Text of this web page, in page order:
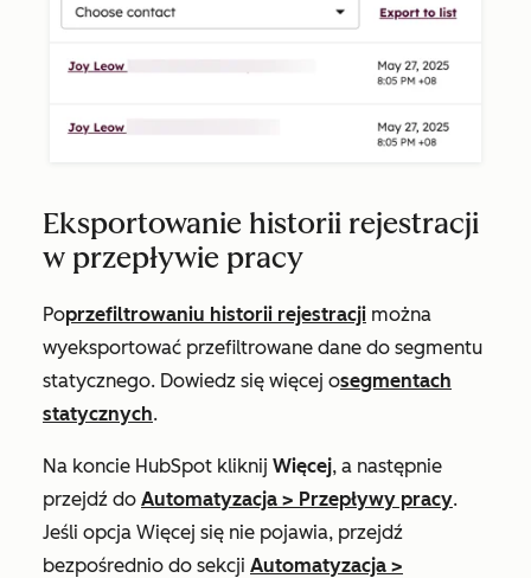
Eksportowanie historii rejestracji
w przepływie pracy
Poprzefiltrowaniu historii rejestracji można
wyeksportować przefiltrowane dane do segmentu
statycznego. Dowiedz się więcej osegmentach
statycznych.
Na koncie HubSpot kliknij Więcej, a następnie
przejdź do Automatyzacja > Przepływy pracy.
Jeśli opcja Więcej się nie pojawia, przejdź
bezpośrednio do sekcji Automatyzacja >